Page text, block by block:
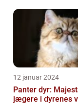
12 januar 2024
Panter dyr:
jægere i dyrenes